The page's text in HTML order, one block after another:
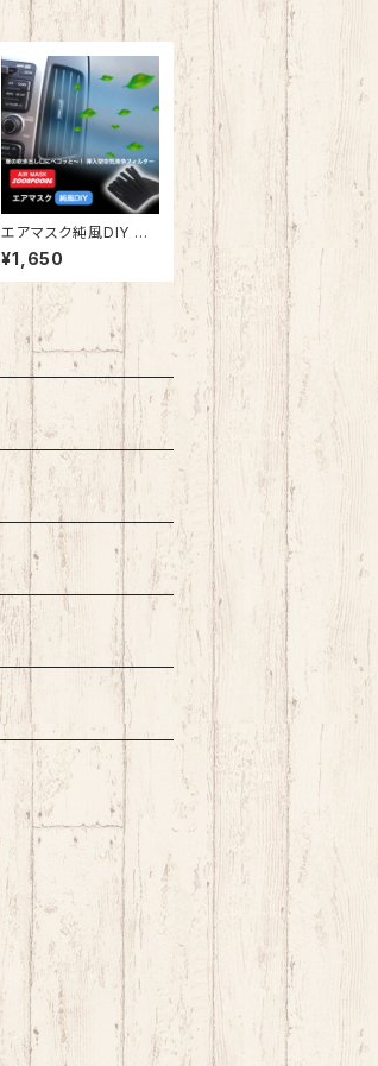
エアマスク純風DIY 車
の吹き出し口に挿入で
きる空気清浄機フィルタ
ー
¥1,650